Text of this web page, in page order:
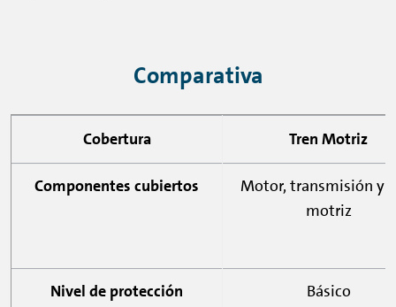
Comparativa
Cobertura Tren Motriz
Componentes cubiertos
Motor, transmisión y
motriz
Nivel de protección Básico